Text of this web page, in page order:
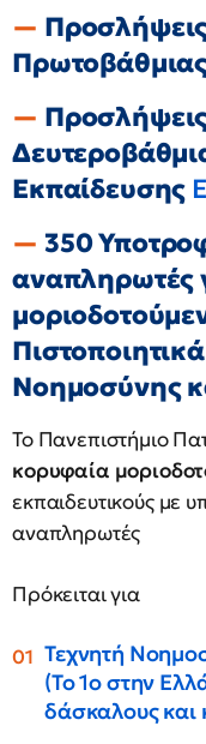
Εκπαίδευσης
350
αναπληρωτές
Νοημοσύνης
Το Πανεπιστήμιο
κορυφαία
εκπαιδευτικούς με
αναπληρωτές
Πρόκειται για
Τεχνητή
(Το 1ο στην
δάσκαλους και